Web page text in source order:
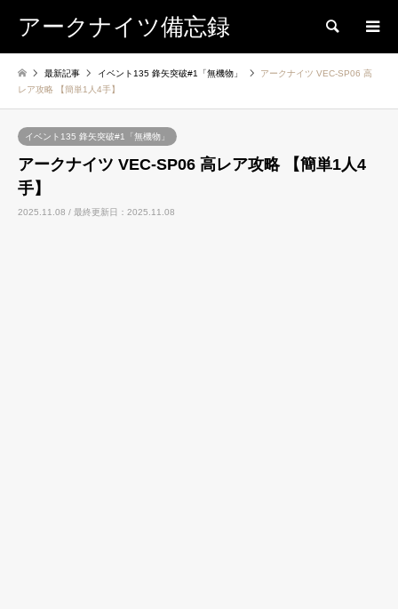
アークナイツ備忘録 検索
最新記事 イベント135 鋒矢突破#1「無機物」
アークナイツ VEC-SP06 高
レア攻略 【簡単1人4手】
イベント135 鋒矢突破#1「無機物」
アークナイツ VEC-SP06 高レア攻略 【簡単1人4
手】
2025.11.08 / 最終更新日：2025.11.08